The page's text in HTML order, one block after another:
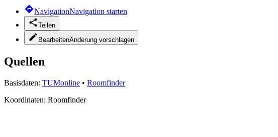
NavigationNavigation starten
Teilen
BearbeitenÄnderung vorschlagen
Quellen
Basisdaten: TUMonline • Roomfinder
Koordinaten: Roomfinder